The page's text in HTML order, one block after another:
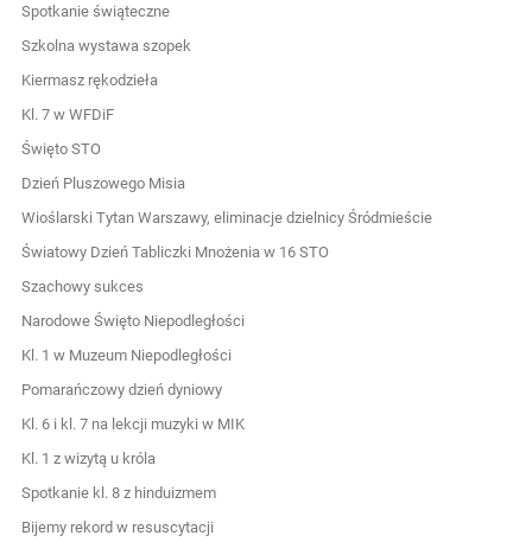
Spotkanie świąteczne
Szkolna wystawa szopek
Kiermasz rękodzieła
Kl. 7 w WFDiF
Święto STO
Dzień Pluszowego Misia
Wioślarski Tytan Warszawy, eliminacje dzielnicy Śródmieście
Światowy Dzień Tabliczki Mnożenia w 16 STO
Szachowy sukces
Narodowe Święto Niepodległości
Kl. 1 w Muzeum Niepodległości
Pomarańczowy dzień dyniowy
Kl. 6 i kl. 7 na lekcji muzyki w MIK
Kl. 1 z wizytą u króla
Spotkanie kl. 8 z hinduizmem
Bijemy rekord w resuscytacji